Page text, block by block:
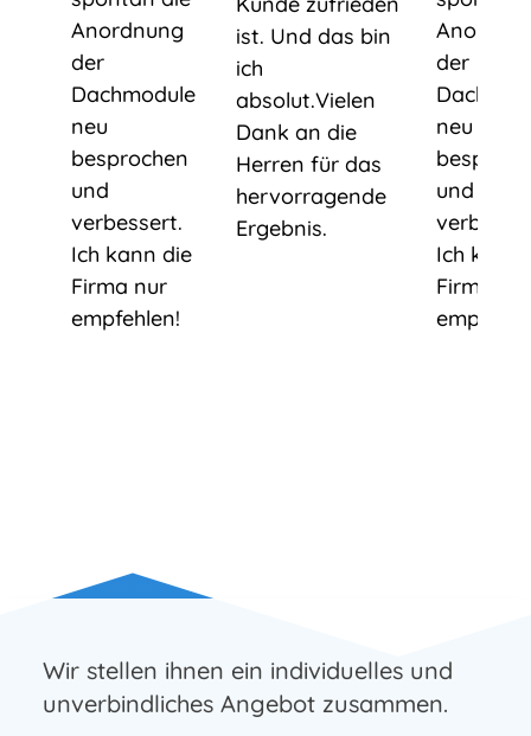
Anordnung
der
Dachmodule
neu
besprochen
und
verbessert.
Ich kann die
Firma nur
empfehlen!
ist. Und das bin
ich
absolut.Vielen
Dank an die
Herren für das
hervorragende
Ergebnis.
der
neu
und
Ich kann
Firma nur
Wir stellen ihnen ein individuelles und
unverbindliches Angebot zusammen.